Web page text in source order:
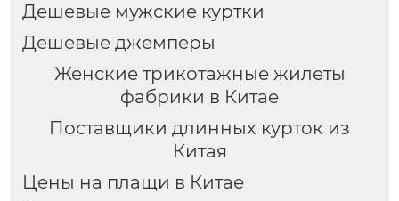
Дешевые мужские куртки
Дешевые джемперы
Женские трикотажные жилеты
фабрики в Китае
Поставщики длинных курток из
Китая
Цены на плащи в Китае